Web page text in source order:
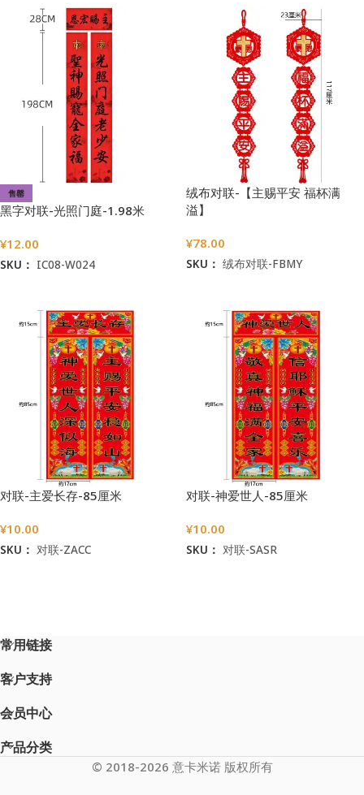
售罄
黑字对联-光照门庭-1.98米
¥12.00
SKU： IC08-W024
绒布对联-【主赐平安 福杯满
溢】
¥78.00
SKU： 绒布对联-FBMY
对联-主爱长存-85厘米
¥10.00
SKU： 对联-ZACC
对联-神爱世人-85厘米
¥10.00
SKU： 对联-SASR
常用链接
客户支持
会员中心
产品分类
© 2018-2026 意卡米诺 版权所有